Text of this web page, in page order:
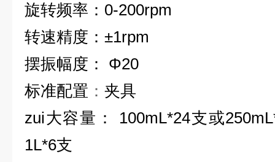
旋转频率 ：0-200rpm
转速精度 ：±1rpm
摆振幅度 ： Φ20
标准配置 ： 夹具
zui大容量 ： 100mL*24支或
1L*6支